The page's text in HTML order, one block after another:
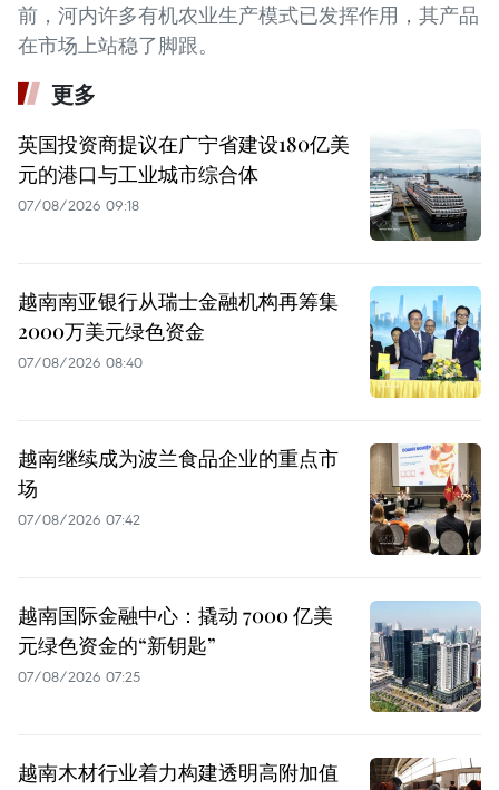
前，河内许多有机农业生产模式已发挥作用，其产品
在市场上站稳了脚跟。
更多
英国投资商提议在广宁省建设180亿美
元的港口与工业城市综合体
07/08/2026 09:18
越南南亚银行从瑞士金融机构再筹集
2000万美元绿色资金
07/08/2026 08:40
越南继续成为波兰食品企业的重点市
场
07/08/2026 07:42
越南国际金融中心：撬动 7000 亿美
元绿色资金的“新钥匙”
07/08/2026 07:25
越南木材行业着力构建透明高附加值